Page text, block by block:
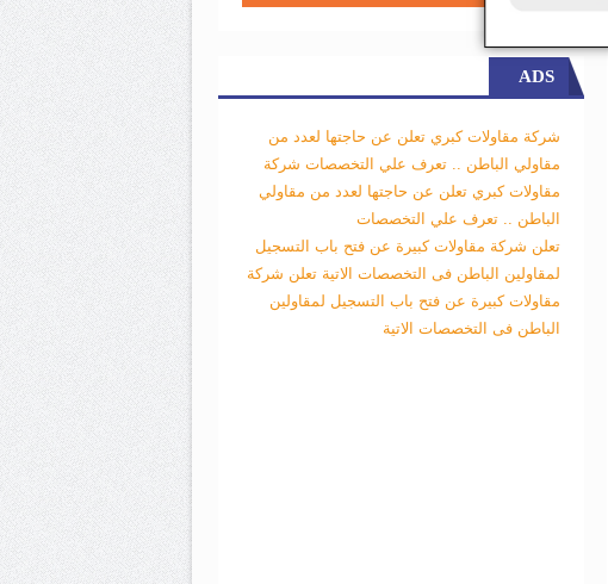
ADS
شركة مقاولات كبري تعلن عن حاجتها لعدد من
مقاولي الباطن .. تعرف علي التخصصات شركة
مقاولات كبري تعلن عن حاجتها لعدد من مقاولي
الباطن .. تعرف علي التخصصات
تعلن شركة مقاولات كبيرة عن فتح باب التسجيل
لمقاولين الباطن فى التخصصات الاتية تعلن شركة
مقاولات كبيرة عن فتح باب التسجيل لمقاولين
الباطن فى التخصصات الاتية